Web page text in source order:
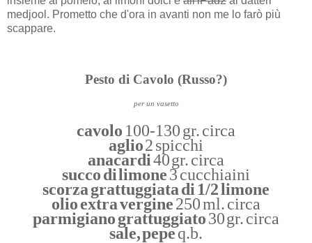
medjool. Prometto che d'ora in avanti non me lo farò più
scappare.
Pesto di Cavolo (Russo?)
per un vasetto
cavolo 100-130 gr. circa
aglio2 spicchi
anacardi40 gr. circa
succo di limone3 cucchiaini
scorza grattuggiata di 1/2 limone
olio extra vergine250 ml. circa
parmigiano grattuggiato30 gr. circa
sale, pepeq.b.